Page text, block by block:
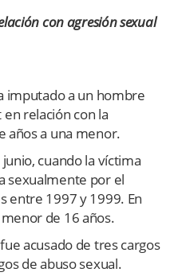
con agresión sexual
imputado a un hombre
relación con la
años a una menor.
cuando la víctima
sexualmente por el
entre 1997 y 1999. En
de 16 años.
acusado de tres cargos
de abuso sexual.